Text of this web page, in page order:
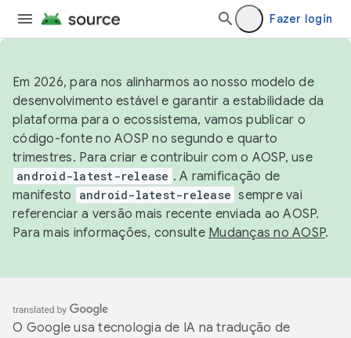
Fazer login
Em 2026, para nos alinharmos ao nosso modelo de
desenvolvimento estável e garantir a estabilidade da
plataforma para o ecossistema, vamos publicar o
código-fonte no AOSP no segundo e quarto
trimestres. Para criar e contribuir com o AOSP, use
android-latest-release . A ramificação de
manifesto
android-latest-release sempre vai
referenciar a versão mais recente enviada ao AOSP.
Para mais informações, consulte Mudanças no AOSP.
O Google usa tecnologia de IA na tradução de